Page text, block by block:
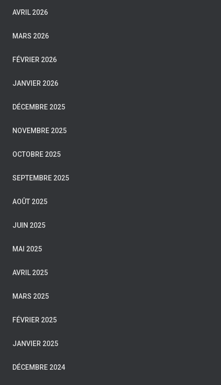
AVRIL 2026
MARS 2026
FÉVRIER 2026
JANVIER 2026
DÉCEMBRE 2025
NOVEMBRE 2025
OCTOBRE 2025
SEPTEMBRE 2025
AOÛT 2025
JUIN 2025
MAI 2025
AVRIL 2025
MARS 2025
FÉVRIER 2025
JANVIER 2025
DÉCEMBRE 2024